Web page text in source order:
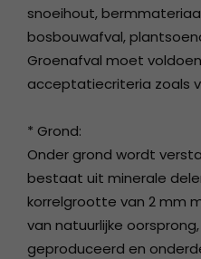
snoeihout,
bosbouwafval,
Groenafval moet
acceptatiecriteria zoals
* Grond:
Onder grond wordt
bestaat uit minerale
korrelgrootte van 2 mm
van natuurlijke
geproduceerd en